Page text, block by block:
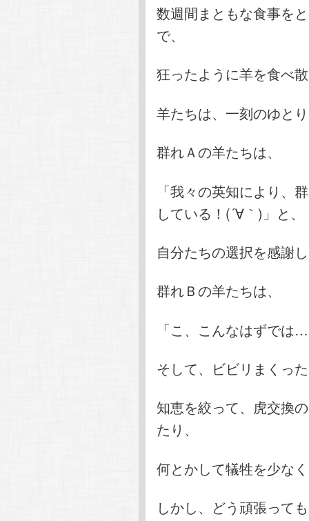
数週間まともな食事を
で、
狂ったように羊を食べ
羊たちは、一刻のゆと
群れＡの羊たちは、
「我々の英知により、
している！(´∀｀)」と、
自分たちの選択を感謝
群れＢの羊たちは、
「こ、こんなはずで
そして、ビビリまくっ
知恵を絞って、虎交換
たり、
何とかして犠牲を少な
しかし、どう頑張って